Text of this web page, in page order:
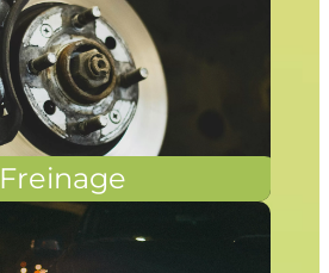
Freinage